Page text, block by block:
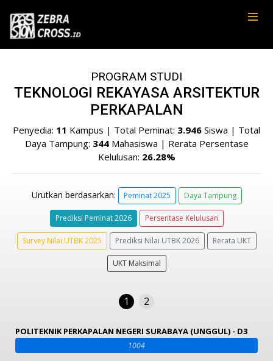
PROGRAM STUDI
TEKNOLOGI REKAYASA ARSITEKTUR
PERKAPALAN
Penyedia: 11 Kampus | Total Peminat: 3.946 Siswa | Total
Daya Tampung: 344Mahasiswa | Rerata Persentase
Kelulusan: 26.28%
Urutkan berdasarkan: Peminat 2025 Daya Tampung
Prediksi Peminat 2026 Persentase Kelulusan
Survey Nilai UTBK 2025 Prediksi Nilai UTBK 2026 Rerata UKT
UKT Maksimal
1 2
POLITEKNIK PERKAPALAN NEGERI SURABAYA (UNGGUL) - D3
1004